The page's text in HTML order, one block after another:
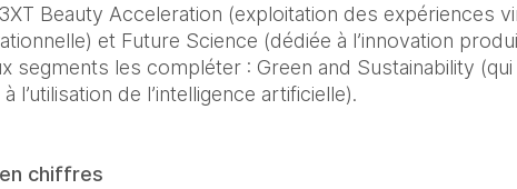
Beauty Acceleration (exploitation des expériences
et Future Science (dédiée à l’innovation
segments les compléter : Green and Sustainability
de l’intelligence artificielle).
en chiffres